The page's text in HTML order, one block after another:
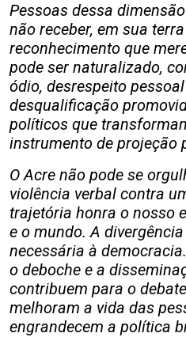
Pessoas dessa
não receber, em sua
reconhecimento que
pode ser naturalizado,
ódio, desrespeito
desqualificação
políticos que
instrumento de projeção
O Acre não pode se
violência verbal contra
trajetória honra o nosso
e o mundo. A
necessária à
o deboche e a
contribuem para o
melhoram a vida das
engrandecem a política